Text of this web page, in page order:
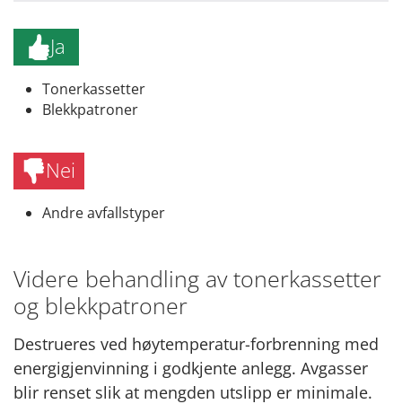
Ja
Tonerkassetter
Blekkpatroner
Nei
Andre avfallstyper
Videre behandling av tonerkassetter
og blekkpatroner
Destrueres ved høytemperatur-forbrenning med
energigjenvinning i godkjente anlegg. Avgasser
blir renset slik at mengden utslipp er minimale.